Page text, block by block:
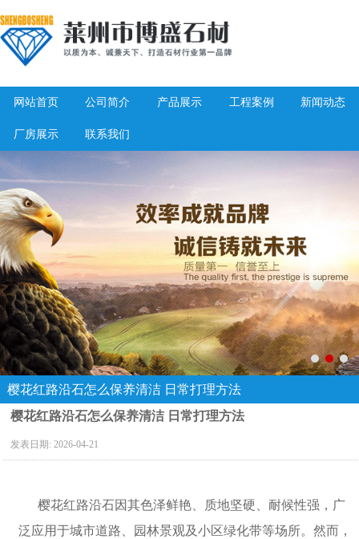
网站首页 公司简介 产品展示 工程案例 新闻动态
厂房展示 联系我们
樱花红路沿石怎么保养清洁 日常打理方法
樱花红路沿石怎么保养清洁 日常打理方法
发表日期:2026-04-21
樱花红路沿石因其色泽鲜艳、质地坚硬、耐候性强，广
泛应用于城市道路、园林景观及小区绿化带等场所。然而，